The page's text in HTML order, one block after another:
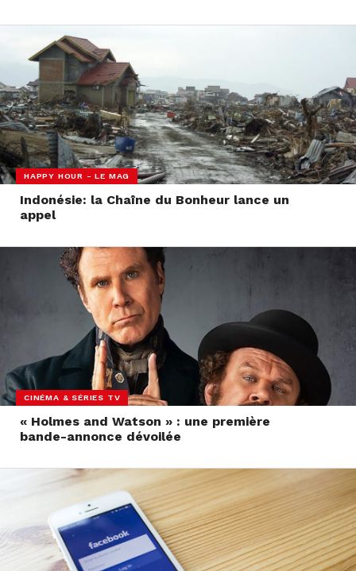
HAPPY HOUR - LE MAG
Indonésie: la Chaîne du Bonheur lance un
appel
CINÉMA & SÉRIES TV
« Holmes and Watson » : une première
bande-annonce dévoilée